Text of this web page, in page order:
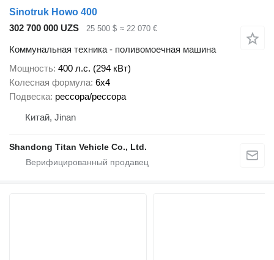
Sinotruk Howo 400
302 700 000 UZS
25 500 $ ≈ 22 070 €
Коммунальная техника - поливомоечная машина
Мощность 400 л.с. (294 кВт)
Колесная формула 6x4
Подвеска рессора/рессора
Китай, Jinan
Shandong Titan Vehicle Co., Ltd.